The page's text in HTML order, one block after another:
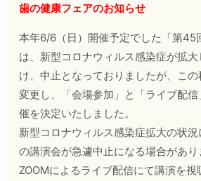
歯の健康フェアのお知らせ
本年6/6（日）開催予定でした「第45
は、新型コロナウィルス感染症が拡
け、中止となっておりましたが、この
変更し、「会場参加」と「ライブ配
催を決定いたしました。
新型コロナウィルス感染症拡大の状
の講演会が急遽中止になる場合があ
ZOOMによるライブ配信にて講演を